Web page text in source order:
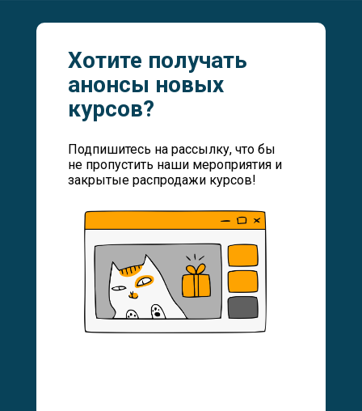
Хотите получать
анонсы новых
курсов?
Подпишитесь на рассылку, что бы
не пропустить наши мероприятия и
закрытые распродажи курсов!